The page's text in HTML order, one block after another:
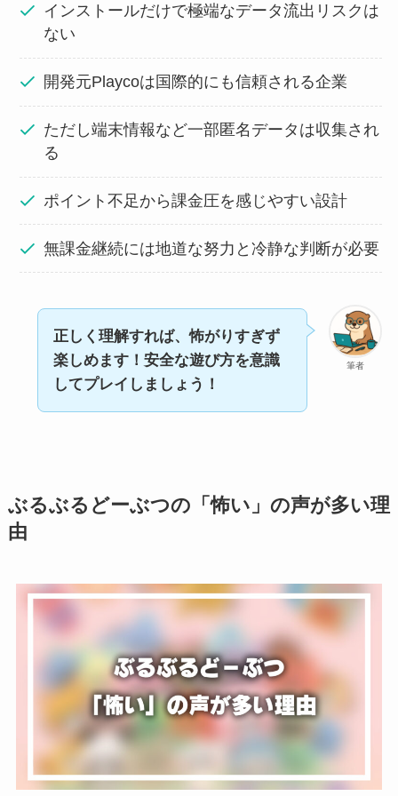
インストールだけで極端なデータ流出リスクは
ない
開発元Playcoは国際的にも信頼される企業
ただし端末情報など一部匿名データは収集され
る
ポイント不足から課金圧を感じやすい設計
無課金継続には地道な努力と冷静な判断が必要
筆者
正しく理解すれば、怖がりすぎず
楽しめます！安全な遊び方を意識
してプレイしましょう！
ぶるぶるどーぶつの「怖い」の声が多い理
由